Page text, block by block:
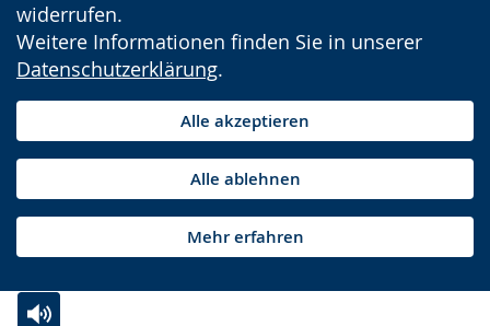
widerrufen.
Weitere Informationen finden Sie in unserer
Datenschutzerklärung.
Alle akzeptieren
Alle ablehnen
Mehr erfahren